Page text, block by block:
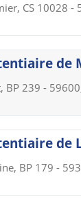
CS 10028
de
BP 239 -
de
BP 179 -